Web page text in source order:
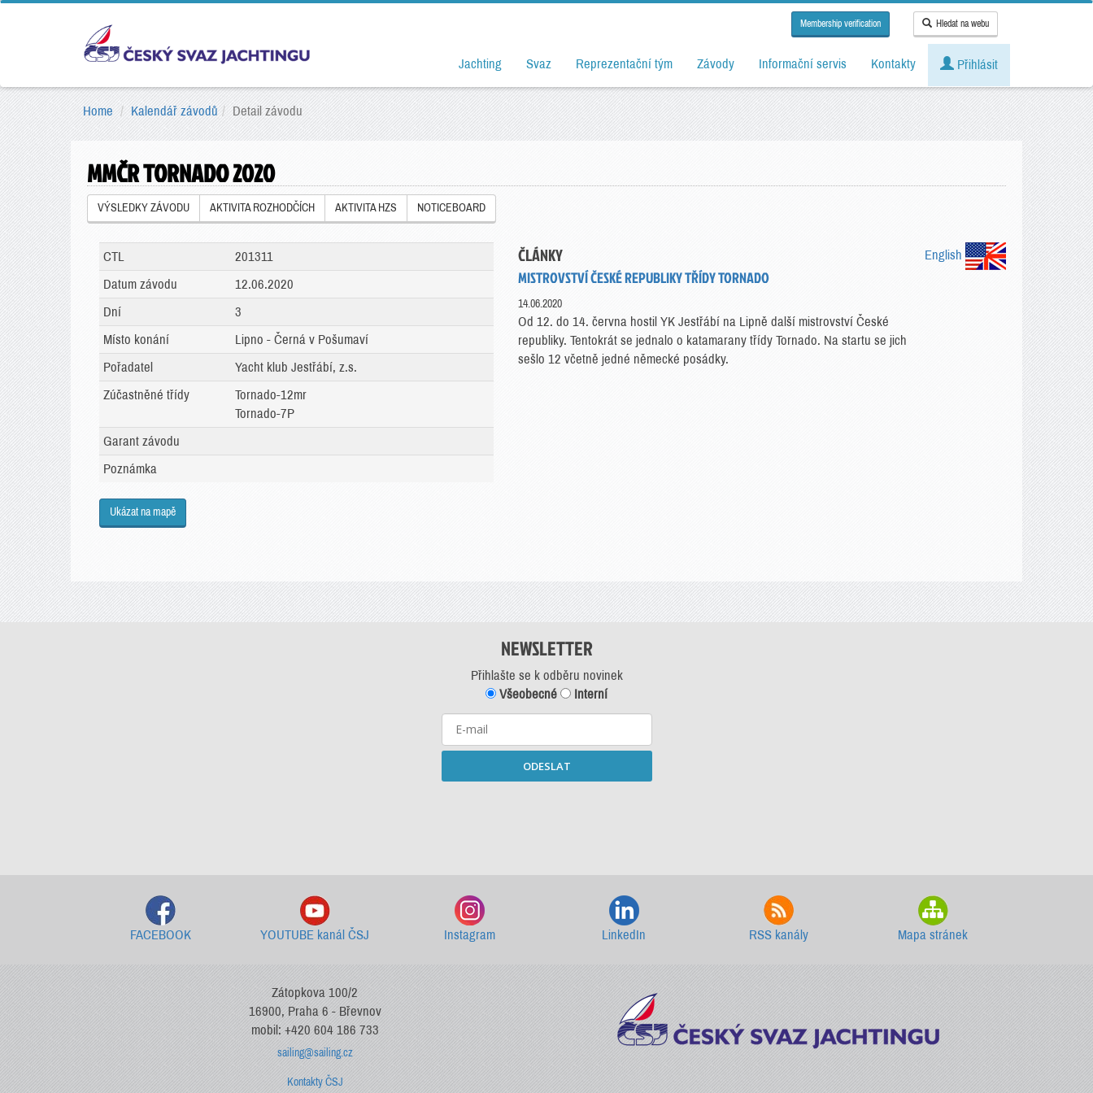
Membership verification Hledat na webu
Jachting Svaz Reprezentační tým Závody Informační servis Kontakty Přihlásit
Home Kalendář závodů Detail závodu
MMČR TORNADO 2020
VÝSLEDKY ZÁVODU AKTIVITA ROZHODČÍCH AKTIVITA HZS NOTICEBOARD
English
CTL
201311
Datum závodu
12.06.2020
Dní
3
Místo konání
Lipno - Černá v Pošumaví
Pořadatel
Yacht klub Jestřábí, z.s.
Zúčastněné třídy
Tornado-12mr
Tornado-7P
Garant závodu
Poznámka
Ukázat na mapě
ČLÁNKY
MISTROVSTVÍ ČESKÉ REPUBLIKY TŘÍDY TORNADO
14.06.2020
Od 12. do 14. června hostil YK Jestřábí na Lipně další mistrovství České
republiky. Tentokrát se jednalo o katamarany třídy Tornado. Na startu se jich
sešlo 12 včetně jedné německé posádky.
NEWSLETTER
Přihlašte se k odběru novinek
Všeobecné
Interní
ODESLAT
FACEBOOK YOUTUBE kanál ČSJ Instagram LinkedIn RSS kanály Mapa stránek
Zátopkova 100/2
16900, Praha 6 - Břevnov
mobil: +420 604 186 733
sailing@sailing.cz
Kontakty ČSJ